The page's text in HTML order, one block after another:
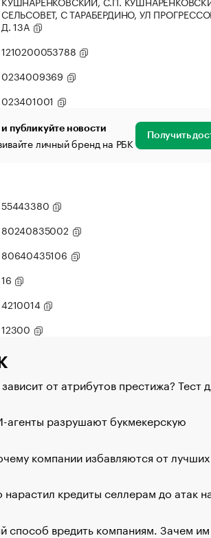
СЕЛЬСОВЕТ, С ТАРАБЕРДИНО, УЛ
Д. 13А
1210200053788
0234009369
023401001
публикуйте новости
личный бренд на РБК Получить
55443380
80240835002
80640435106
16
4210014
12300
от атрибутов престижа? Тест
агенты разрушают букмекерскую
компании избавляются от лучших
кредиты селлерам до атак
способ вредить компаниям. Зачем